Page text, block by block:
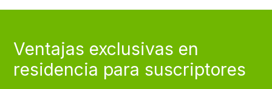
Ventajas exclusivas en
residencia para suscriptores